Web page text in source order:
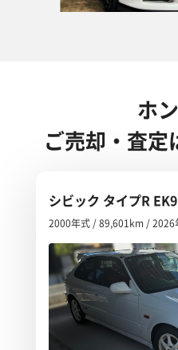
ホ
ご売却・査定
シビック タイプR EK9
2000年式 / 89,601km / 2026